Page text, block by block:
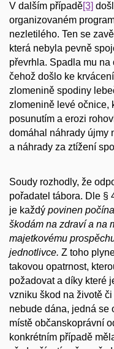
V dalším případě[3]
organizovaném
nezletilého. Ten se
která nebyla pevně
převrhla. Spadla mu
čehož došlo ke
zlomenině spodiny
zlomenině levé očnice,
posunutím a erozi
domáhal náhrady újmy
a náhrady za ztížení
Soudy rozhodly, že
pořadatel tábora. Dle §
je každý povinen
škodám na zdraví a na
majetkovému
jednotlivce. Z toho
takovou opatrnost,
požadovat a díky které
vzniku škod na životě
nebude dána, jedná se
místě občanskoprávní
konkrétním případě